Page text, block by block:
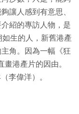
讓人感到有意思、
紹的專訪人物，是
生的人，新舊港產
角。因為一幅《狂
港產片的因由。
李偉洋）。